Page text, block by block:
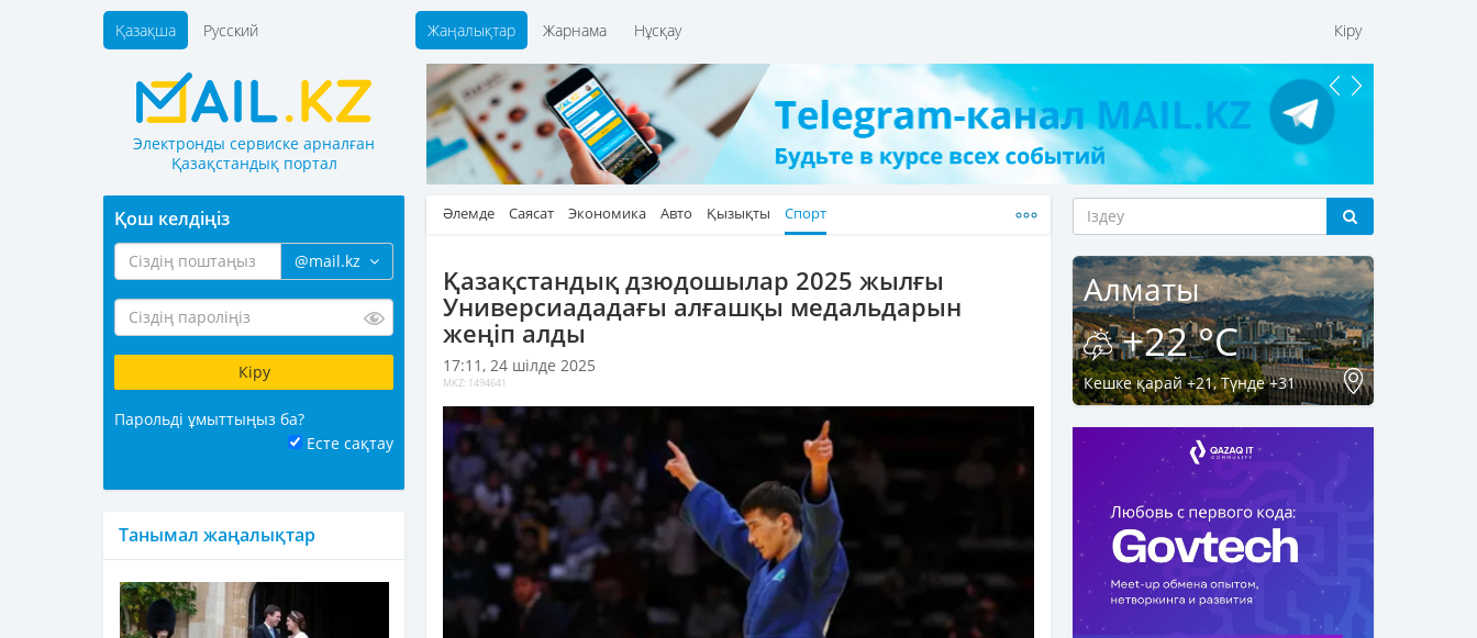
Жаңалықтар Жарнама Нұсқау Кіру
Қазақша Русский
Электронды сервиске арналған
Қазақстандық портал
Әлемде Саясат Экономика Авто Қызықты Спорт
Қазақстандық дзюдошылар 2025 жылғы
Универсиададағы алғашқы медальдарын
жеңіп алды
17:11, 24 шілде 2025
MKZ: 1494641
Қош келдіңіз
@mail.kz
Парольді ұмыттыңыз ба?
Есте сақтау
Танымал жаңалықтар
Алматы
+22 °C
Кешке қарай +21, Түнде +31